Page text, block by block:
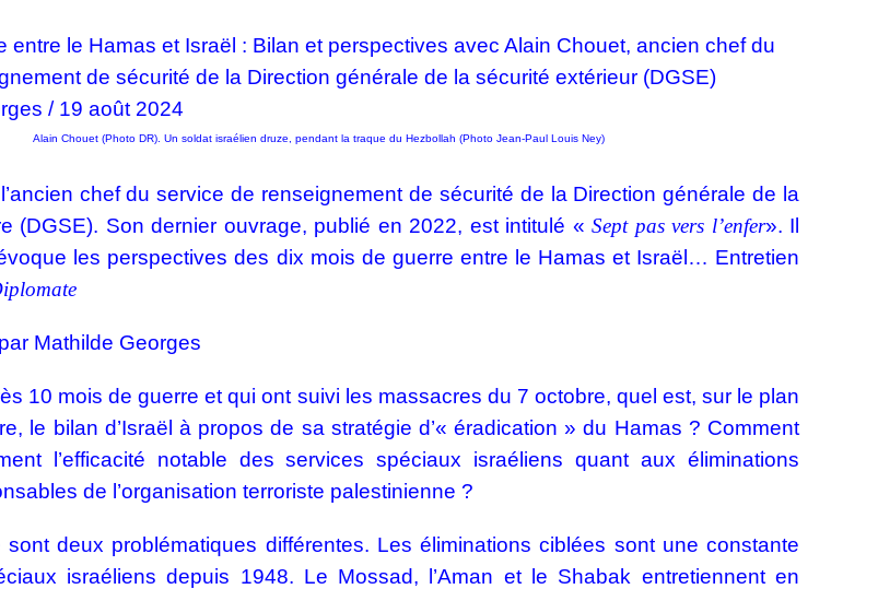
entre le Hamas et Israël : Bilan et perspectives avec Alain Chouet, ancien chef du
de sécurité de la Direction générale de la sécurité extérieur (DGSE)
/ 19 août 2024
Alain Chouet (Photo DR). Un soldat israélien druze, pendant la traque du Hezbollah (Photo Jean-Paul Louis Ney)
chef du service de renseignement de sécurité de la Direction générale de la
(DGSE). Son dernier ouvrage, publié en 2022, est intitulé « Sept pas vers l’enfer». Il
les perspectives des dix mois de guerre entre le Hamas et Israël… Entretien
Mathilde Georges
10 mois de guerre et qui ont suivi les massacres du 7 octobre, quel est, sur le plan
le bilan d’Israël à propos de sa stratégie d’« éradication » du Hamas ? Comment
l’efficacité notable des services spéciaux israéliens quant aux éliminations
de l’organisation terroriste palestinienne ?
sont deux problématiques différentes. Les éliminations ciblées sont une constante
israéliens depuis 1948. Le Mossad, l’Aman et le Shabak entretiennent en